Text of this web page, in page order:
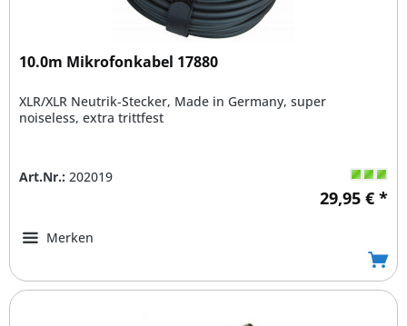
10.0m Mikrofonkabel 17880
XLR/XLR Neutrik-Stecker, Made in Germany, super
noiseless, extra trittfest
Art.Nr.: 202019
29,95 € *
Merken